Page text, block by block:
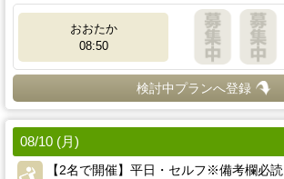
おおたか
08:50
検討中プランへ登録
08/10 (月)
【2名で開催】平日・セルフ※備考欄必読